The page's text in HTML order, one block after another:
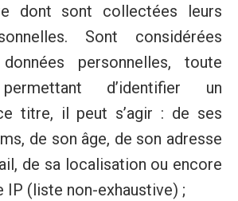
dont sont collectées leurs
Sont considérées
personnelles, toute
d’identifier un
titre, il peut s’agir : de ses
de son âge, de son adresse
de sa localisation ou encore
IP (liste non-exhaustive) ;